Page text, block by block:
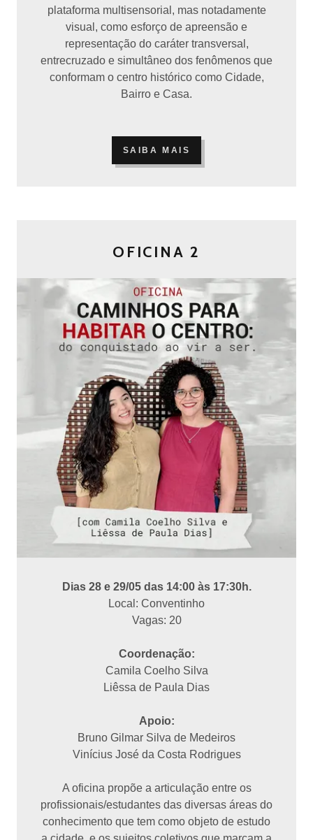
plataforma multisensorial, mas notadamente
visual, como esforço de apreensão e
representação do caráter transversal,
entrecruzado e simultâneo dos fenômenos que
conformam o centro histórico como Cidade,
Bairro e Casa.
SAIBA MAIS
OFICINA 2
Dias 28 e 29/05 das 14:00 às 17:30h.
Local: Conventinho
Vagas: 20
Coordenação:
Camila Coelho Silva
Liêssa de Paula Dias
Apoio:
Bruno Gilmar Silva de Medeiros
Vinícius José da Costa Rodrigues
A oficina propõe a articulação entre os
profissionais/estudantes das diversas áreas do
conhecimento que tem como objeto de estudo